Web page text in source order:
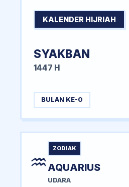
KALENDER HIJRIAH
SYAKBAN
1447 H
BULAN KE-0
♒
ZODIAK
AQUARIUS
UDARA